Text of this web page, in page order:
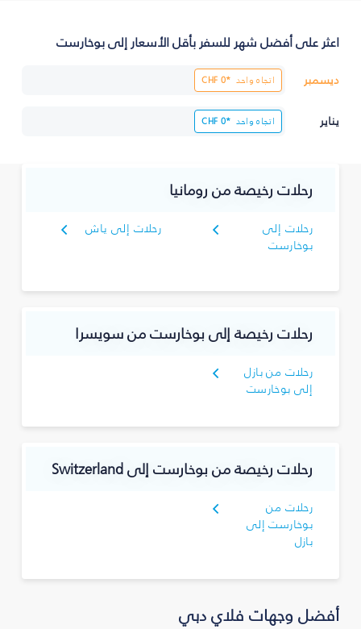
اعثر على أفضل شهر للسفر بأقل الأسعار إلى بوخارست
ديسمبر اتجاه واحد CHF 0*
يناير اتجاه واحد CHF 0*
رحلات رخيصة من رومانيا
رحلات إلى
بوخارست
رحلات إلى ياش
رحلات رخيصة إلى بوخارست من سويسرا
رحلات من بازل
إلى بوخارست
رحلات رخيصة من بوخارست إلى Switzerland
رحلات من
بوخارست إلى
بازل
أفضل وجهات فلاي دبي